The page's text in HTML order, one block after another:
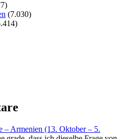
(7.030)
– Armenien (13. Oktober – 5.